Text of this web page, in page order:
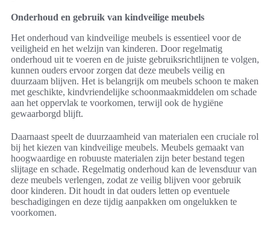
Onderhoud en gebruik van kindveilige meubels
Het onderhoud van kindveilige meubels is essentieel voor de
veiligheid en het welzijn van kinderen. Door regelmatig
onderhoud uit te voeren en de juiste gebruiksrichtlijnen te volgen,
kunnen ouders ervoor zorgen dat deze meubels veilig en
duurzaam blijven. Het is belangrijk om meubels schoon te maken
met geschikte, kindvriendelijke schoonmaakmiddelen om schade
aan het oppervlak te voorkomen, terwijl ook de hygiëne
gewaarborgd blijft.
Daarnaast speelt de duurzaamheid van materialen een cruciale rol
bij het kiezen van kindveilige meubels. Meubels gemaakt van
hoogwaardige en robuuste materialen zijn beter bestand tegen
slijtage en schade. Regelmatig onderhoud kan de levensduur van
deze meubels verlengen, zodat ze veilig blijven voor gebruik
door kinderen. Dit houdt in dat ouders letten op eventuele
beschadigingen en deze tijdig aanpakken om ongelukken te
voorkomen.